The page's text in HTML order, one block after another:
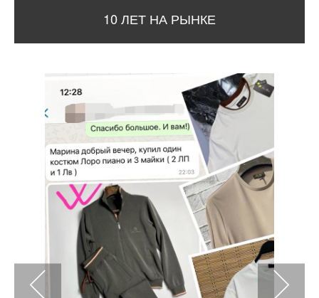
10 ЛЕТ НА РЫНКЕ